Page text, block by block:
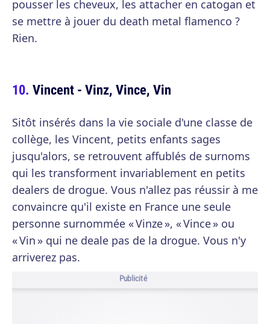
pousser les cheveux, les attacher en catogan et
se mettre à jouer du death metal flamenco ?
Rien.
Vincent - Vinz, Vince, Vin
Sitôt insérés dans la vie sociale d'une classe de
collège, les Vincent, petits enfants sages
jusqu'alors, se retrouvent affublés de surnoms
qui les transforment invariablement en petits
dealers de drogue. Vous n'allez pas réussir à me
convaincre qu'il existe en France une seule
personne surnommée « Vinze », « Vince » ou
« Vin » qui ne deale pas de la drogue. Vous n'y
arriverez pas.
Publicité